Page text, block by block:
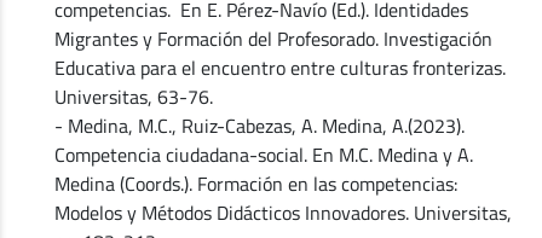
competencias. En E. Pérez-Navío (Ed.). Identidades
Migrantes y Formación del Profesorado. Investigación
Educativa para el encuentro entre culturas fronterizas.
Universitas, 63-76.
- Medina, M.C., Ruiz-Cabezas, A. Medina, A.(2023).
Competencia ciudadana-social. En M.C. Medina y A.
Medina (Coords.). Formación en las competencias:
Modelos y Métodos Didácticos Innovadores. Universitas,